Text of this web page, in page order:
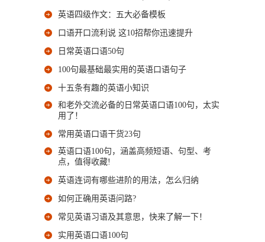
英语四级作文：五大必备模板
口语开口流利说 这10招帮你迅速提升
日常英语口语50句
100句最基础最实用的英语口语句子
十五条有趣的英语小知识
和老外交流必备的日常英语口语100句，太实
用了！
常用英语口语干货23句
英语口语100句，涵盖高频短语、句型、考
点，值得收藏!
英语连词有哪些进阶的用法，怎么归纳
如何正确用英语问路?
常见英语习语及其意思，快来了解一下！
实用英语口语100句